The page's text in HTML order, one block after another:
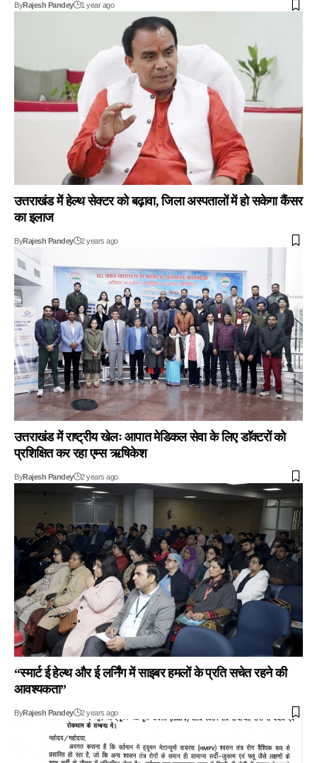
ByRajesh Pandey 1 year ago
उत्तराखंड में हेल्थ सेक्टर को बढ़ावा, जिला अस्पतालों में हो सकेगा कैंसर
का इलाज
ByRajesh Pandey 2 years ago
उत्तराखंड में राष्ट्रीय खेलः आपात मेडिकल सेवा के लिए डाॅक्टरों को
प्रशिक्षित कर रहा एम्स ऋषिकेश
ByRajesh Pandey 2 years ago
“स्मार्ट ई हेल्थ और ई लर्निंग में साइबर हमलों के प्रति सचेत रहने की
आवश्यकता”
ByRajesh Pandey 2 years ago